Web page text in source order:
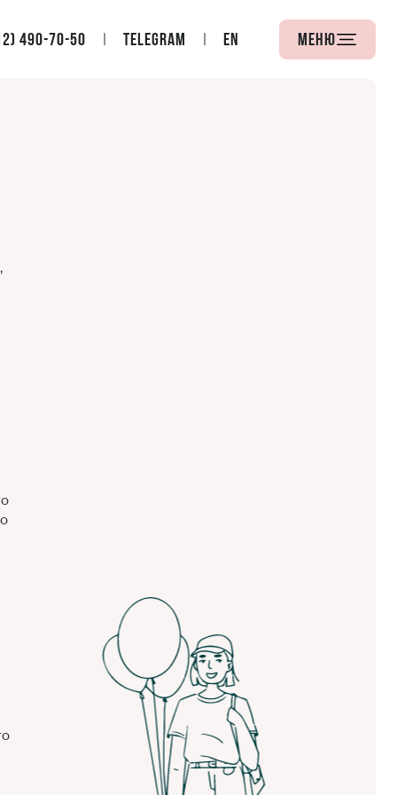
490-70-50 Telegram EN Меню